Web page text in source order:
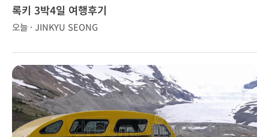
록키 3박4일 여행후기
오늘 · JINKYU SEONG